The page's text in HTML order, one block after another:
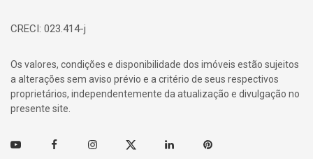
CRECI: 023.414-j
Os valores, condições e disponibilidade dos imóveis estão sujeitos
a alterações sem aviso prévio e a critério de seus respectivos
proprietários, independentemente da atualização e divulgação no
presente site.
Youtube FacebookInstagramTwitter Linkedin Pinterest